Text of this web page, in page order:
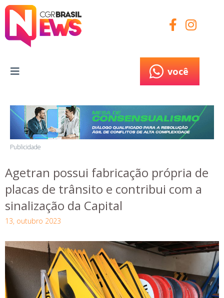
você
Publicidade
Agetran possui fabricação própria de
placas de trânsito e contribui com a
sinalização da Capital
13, outubro 2023